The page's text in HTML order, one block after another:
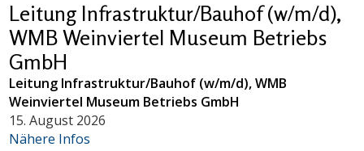
Leitung Infrastruktur/Bauhof (w/m/d),
WMB Weinviertel Museum Betriebs
GmbH
Leitung Infrastruktur/Bauhof (w/m/d), WMB
Weinviertel Museum Betriebs GmbH
15. August 2026
Nähere Infos